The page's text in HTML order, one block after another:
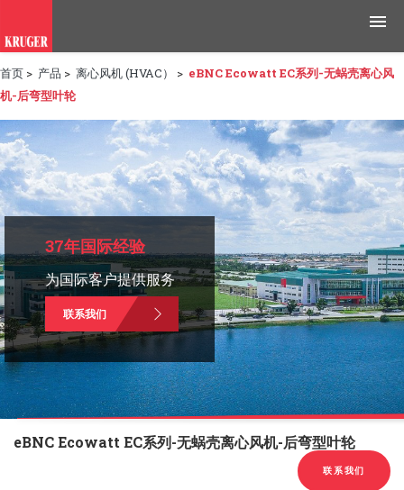
产品
应用领域
工具与资源
新闻媒体
为什么选择科禄格
招聘
联系我们
English | Chinese
首页 > 产品 > 离心风机 (HVAC） > eBNC Ecowatt EC系列-无蜗壳离心风
机-后弯型叶轮
37年国际经验
为国际客户提供服务
联系我们
eBNC Ecowatt EC系列-无蜗壳离心风机-后弯型叶轮
联系我们